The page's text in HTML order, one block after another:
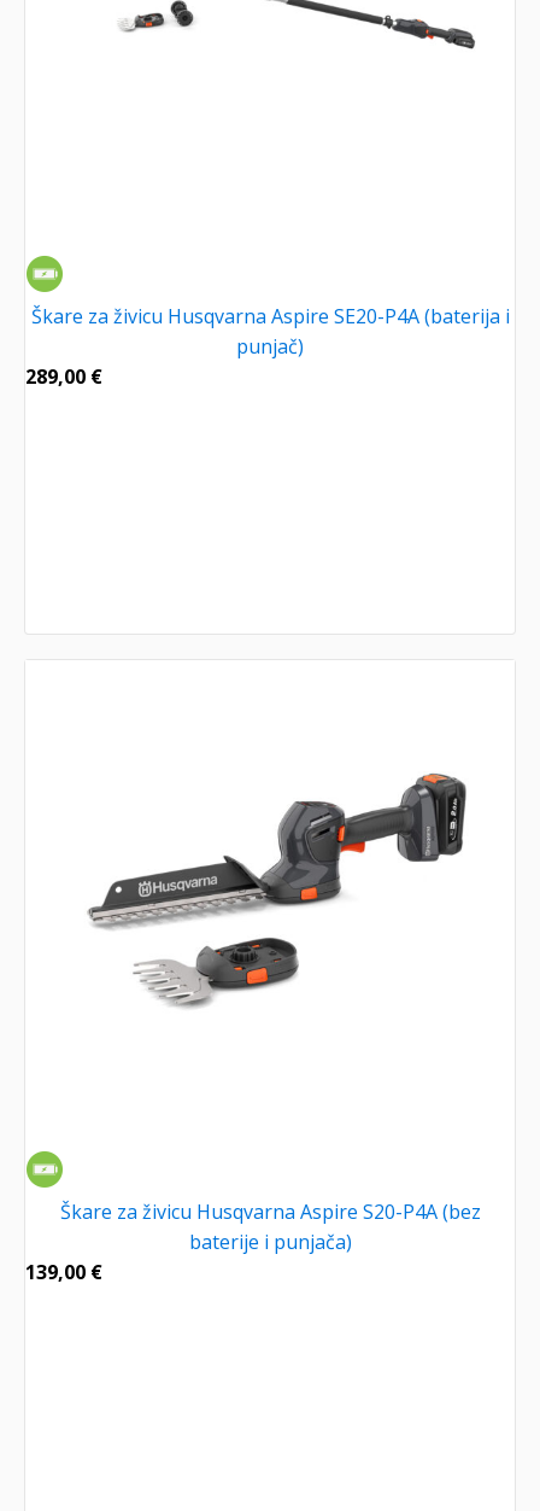
Škare za živicu Husqvarna Aspire SE20-P4A (baterija i
punjač)
289,00 €
Škare za živicu Husqvarna Aspire S20-P4A (bez
baterije i punjača)
139,00 €